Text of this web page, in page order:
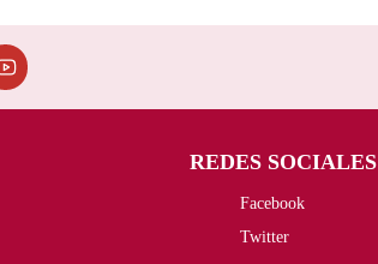
REDES SOCIALES
Facebook
Twitter